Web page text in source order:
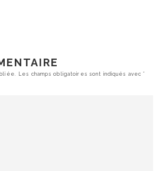
Les champs obligatoires sont indiqués avec*